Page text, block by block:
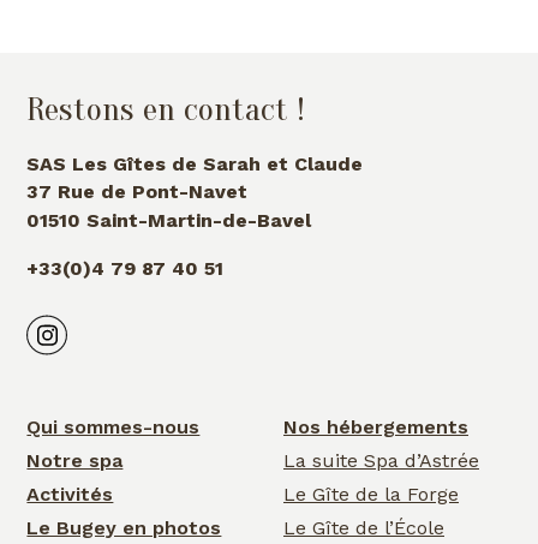
Restons en contact !
SAS Les Gîtes de Sarah et Claude
37 Rue de Pont-Navet
01510 Saint-Martin-de-Bavel
+33(0)4 79 87 40 51
Qui sommes-nous
Notre spa
Activités
Le Bugey en photos
Nos hébergements
La suite Spa d’Astrée
Le Gîte de la Forge
Le Gîte de l’École